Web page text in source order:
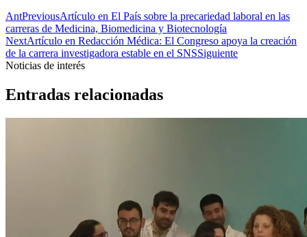
AntPreviousArtículo en El País sobre la precariedad laboral en las
carreras de Medicina, Biomedicina y Biotecnología
NextArtículo en Redacción Médica: El Congreso apoya la creación
de la carrera investigadora estable en el SNSSiguiente
Noticias de interés
Entradas relacionadas